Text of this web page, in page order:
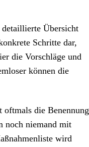
Übersicht
Schritte dar,
die Vorschläge und
können die
die Benennung
noch niemand mit
wird